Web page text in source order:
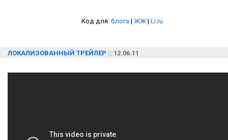
Код для: блога | ЖЖ | Li.ru
ЛОКАЛИЗОВАННЫЙ ТРЕЙЛЕР :: 12.06.11